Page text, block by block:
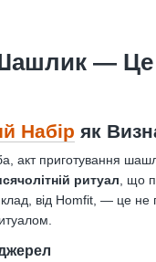
— Це
Набір як
акт приготування
ритуал, що
від Homfit, — це не